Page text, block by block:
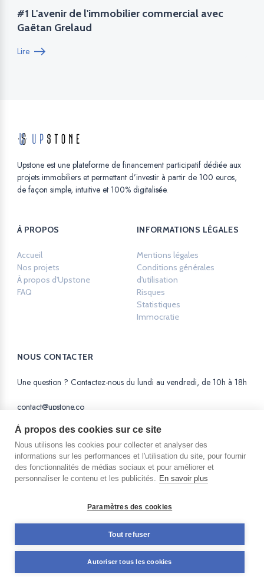
#1 L'avenir de l'immobilier commercial avec
Gaëtan Grelaud
Lire
Upstone est une plateforme de financement participatif dédiée aux
projets immobiliers et permettant d’investir à partir de 100 euros,
de façon simple, intuitive et 100% digitalisée.
À PROPOS
Accueil
Nos projets
À propos d'Upstone
FAQ
INFORMATIONS LÉGALES
Mentions légales
Conditions générales
d'utilisation
Risques
Statistiques
Immocratie
NOUS CONTACTER
Une question ? Contactez-nous du lundi au vendredi, de 10h à 18h
contact@upstone.co
La SAS AM Equity est une Société par Actions
Simplifiée au capital de 56 123 euros,
138 011 et dont le siège social est situé au 12
avenue André Malraux - 92300 Levallois Perret et
enregistrée auprès de l’AMF pour l'activité de
Prestataire de Services de Financement Participatif
(PSFP) sous le numéro FP-2023-41
À propos des cookies sur ce site
Nous utilisons les cookies pour collecter et analyser des
informations sur les performances et l'utilisation du site, pour fournir
des fonctionnalités de médias sociaux et pour améliorer et
personnaliser le contenu et les publicités. En savoir plus
Paramètres des cookies
Tout refuser
Autoriser tous les cookies